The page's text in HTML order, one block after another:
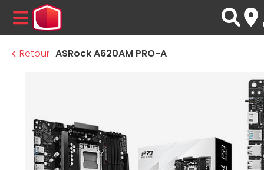
MENU
Retour ASRock A620AM PRO-A